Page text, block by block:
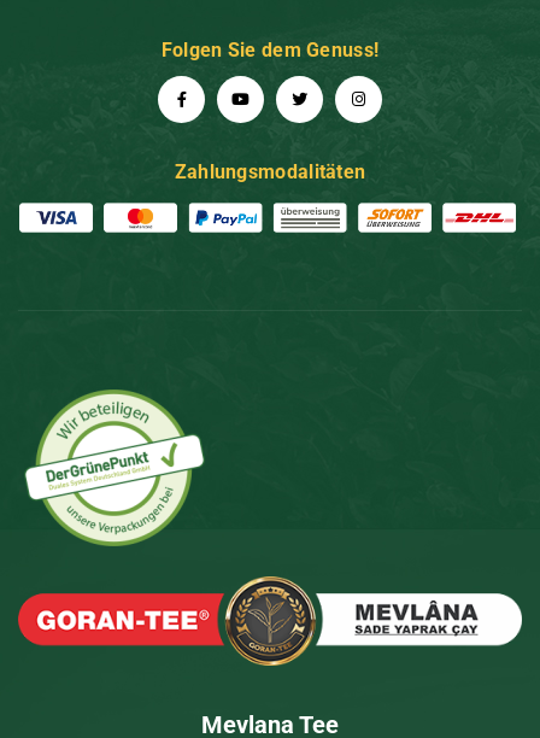
Folgen Sie dem Genuss!
Zahlungsmodalitäten
Mevlana Tee